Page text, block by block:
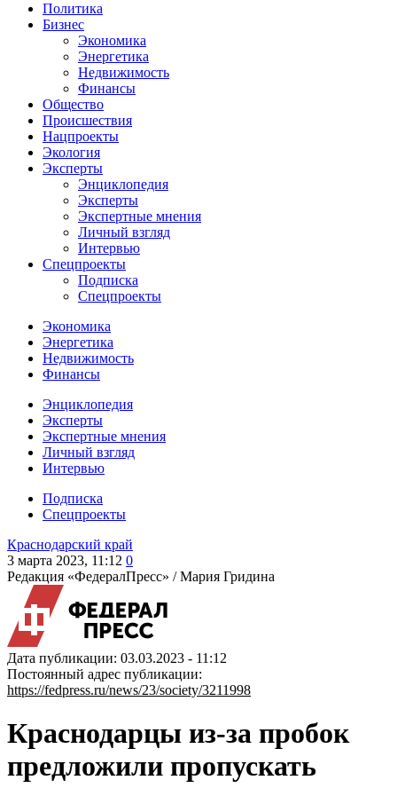
Политика
Бизнес
Экономика
Энергетика
Недвижимость
Финансы
Общество
Происшествия
Нацпроекты
Экология
Эксперты
Энциклопедия
Эксперты
Экспертные мнения
Личный взгляд
Интервью
Спецпроекты
Подписка
Спецпроекты
Экономика
Энергетика
Недвижимость
Финансы
Энциклопедия
Эксперты
Экспертные мнения
Личный взгляд
Интервью
Подписка
Спецпроекты
Краснодарский край
3 марта 2023, 11:12 0
Редакция «ФедералПресс» /Мария Гридина
Дата публикации: 03.03.2023 - 11:12
Постоянный адрес публикации:
https://fedpress.ru/news/23/society/3211998
Краснодарцы из-за пробок
предложили пропускать